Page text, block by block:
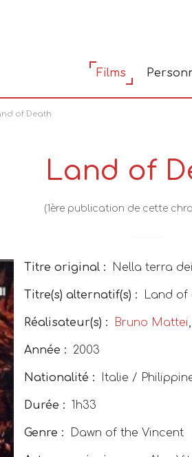
Films
of Death
Land of
(1ère publication de cette
Titre original : Nella terra
Titre(s) alternatif(s) : Land of
Réalisateur(s) : Bruno Mattei,
Année : 2003
Nationalité : Italie /
Durée : 1h33
Genre : Dawn of the Vincent